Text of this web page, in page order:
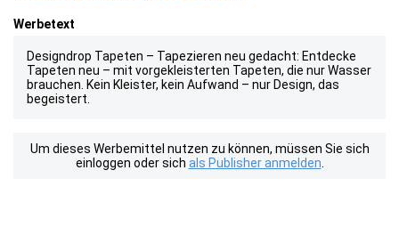
Werbetext
Designdrop Tapeten – Tapezieren neu gedacht: Entdecke
Tapeten neu – mit vorgekleisterten Tapeten, die nur Wasser
brauchen. Kein Kleister, kein Aufwand – nur Design, das
begeistert.
Um dieses Werbemittel nutzen zu können, müssen Sie sich
einloggen oder sich als Publisher anmelden